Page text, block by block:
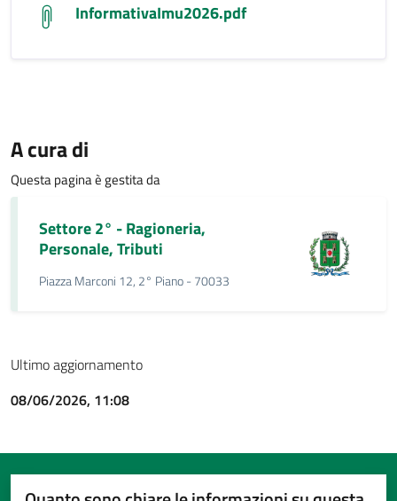
InformativaImu2026.pdf
A cura di
Questa pagina è gestita da
Settore 2° - Ragioneria,
Personale, Tributi
Piazza Marconi 12, 2° Piano - 70033
Ultimo aggiornamento
08/06/2026, 11:08